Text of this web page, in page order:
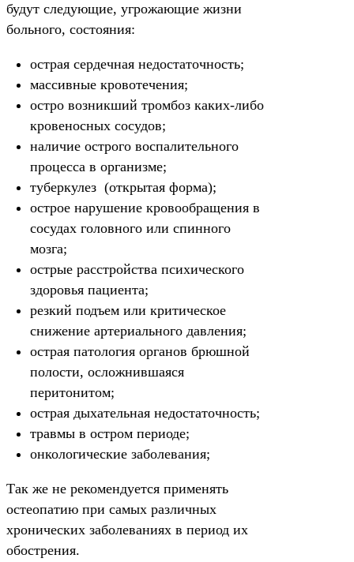
будут следующие, угрожающие жизни
больного, состояния:
острая сердечная недостаточность;
массивные кровотечения;
остро возникший тромбоз каких-либо
кровеносных сосудов;
наличие острого воспалительного
процесса в организме;
туберкулез (открытая форма);
острое нарушение кровообращения в
сосудах головного или спинного
мозга;
острые расстройства психического
здоровья пациента;
резкий подъем или критическое
снижение артериального давления;
острая патология органов брюшной
полости, осложнившаяся
перитонитом;
острая дыхательная недостаточность;
травмы в остром периоде;
онкологические заболевания;
Так же не рекомендуется применять
остеопатию при самых различных
хронических заболеваниях в период их
обострения.